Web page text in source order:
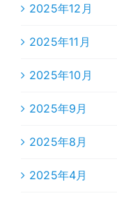
2025年12月
2025年11月
2025年10月
2025年9月
2025年8月
2025年4月